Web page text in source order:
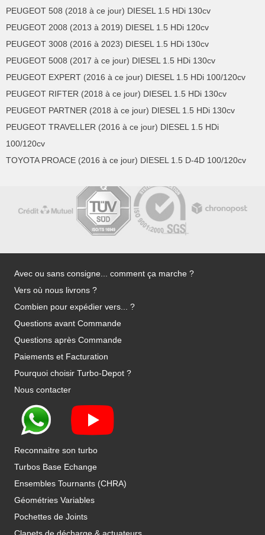
PEUGEOT 508 (2018 à ce jour) DIESEL 1.5 HDi 130cv
PEUGEOT 2008 (2013 à 2019) DIESEL 1.5 HDi 120cv
PEUGEOT 3008 (2016 à 2023) DIESEL 1.5 HDi 130cv
PEUGEOT 5008 (2017 à ce jour) DIESEL 1.5 HDi 130cv
PEUGEOT EXPERT (2016 à ce jour) DIESEL 1.5 HDi 100/120cv
PEUGEOT RIFTER (2018 à ce jour) DIESEL 1.5 HDi 130cv
PEUGEOT PARTNER (2018 à ce jour) DIESEL 1.5 HDi 130cv
PEUGEOT TRAVELLER (2016 à ce jour) DIESEL 1.5 HDi
100/120cv
TOYOTA PROACE (2016 à ce jour) DIESEL 1.5 D-4D 100/120cv
Avec ou sans consigne... comment ça marche ?
Vers où nous livrons ?
Combien pour expédier vers... ?
Questions avant Commande
Questions après Commande
Paiements et Facturation
Pourquoi choisir Turbo-Depot ?
Nous contacter
Reconnaitre son turbo
Turbos Base Echange
Ensembles Tournants (CHRA)
Géométries Variables
Pochettes de Joints